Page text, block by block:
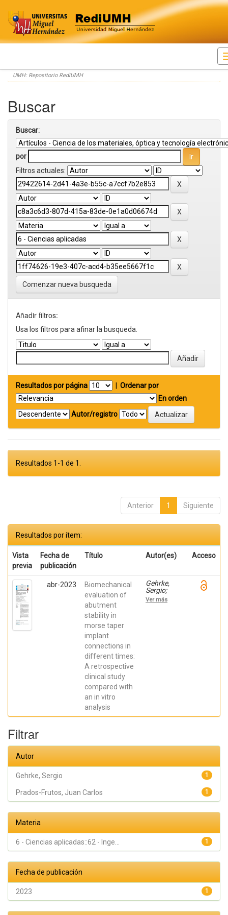
Skip
navigation
UMH: Repositorio RediUMH
Buscar
Buscar:
por
Filtros actuales:
Comenzar nueva busqueda
Añadir filtros:
Usa los filtros para afinar la busqueda.
Resultados por página
Ordenar por
En orden
Autor/registro
Resultados 1-1 de 1.
Anterior 1 Siguiente
Resultados por ítem:
Vista
previa
Fecha de
publicación
Título Autor(es) Acceso
abr-2023
Biomechanical
evaluation of
abutment
stability in
morse taper
implant
connections in
different times:
A retrospective
clinical study
compared with
an in vitro
analysis
Gehrke,
Sergio;
Castro
Cortellari,
Ver más
Filtrar
Autor
1
Gehrke, Sergio
1
Prados-Frutos, Juan Carlos
Materia
1
6 - Ciencias aplicadas::62 - Inge...
Fecha de publicación
1
2023